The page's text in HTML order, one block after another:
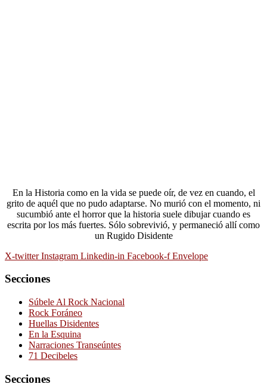
En la Historia como en la vida se puede oír, de vez en cuando, el
grito de aquél que no pudo adaptarse. No murió con el momento, ni
sucumbió ante el horror que la historia suele dibujar cuando es
escrita por los más fuertes. Sólo sobrevivió, y permaneció allí como
un Rugido Disidente
X-twitter Instagram Linkedin-in Facebook-f Envelope
Secciones
Súbele Al Rock Nacional
Rock Foráneo
Huellas Disidentes
En la Esquina
Narraciones Transeúntes
71 Decibeles
Secciones